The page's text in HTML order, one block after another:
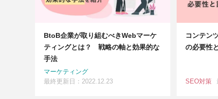
BtoB企業が取り組むべきWebマーケ
ティングとは？ 戦略の軸と効果的な
手法
マーケティング
最終更新日：2022.12.23
コンテン
の必要性
SEO対策